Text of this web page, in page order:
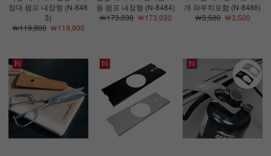
침대 펌프 내장형 (N-848
3)
￦119,900￦119,900
동 펌프 내장형 (N-8484)
￦173,030￦173,030
개 파우치포함 (N-8486)
￦3,500￦3,500